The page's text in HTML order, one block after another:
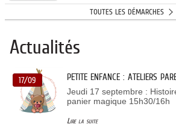
TOUTES LES DÉMARCHES
Actualités
17/09 PETITE ENFANCE : ATELIERS
Jeudi 17 septembre :
panier magique 15h30/16h
Lire la suite